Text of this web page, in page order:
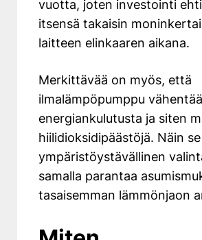
vuotta, joten investointi
itsensä takaisin
laitteen elinkaaren aikana.
Merkittävää on myös, että
ilmalämpöpumppu vähentää
energiankulutusta ja siten
hiilidioksidipäästöjä. Näin
ympäristöystävällinen
samalla parantaa
tasaisemman lämmönjaon